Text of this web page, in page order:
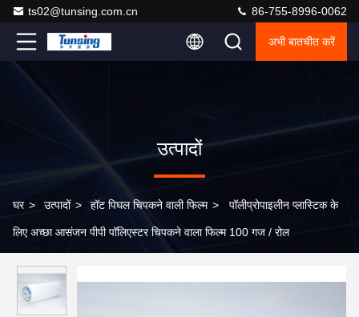
ts02@tunsing.com.cn 86-755-8996-0062
अभी बातचीत करें
उत्पादों
घर > उत्पादों > हॉट पिघल चिपकने वाली फिल्म > पॉलीप्रोपाइलीन प्लास्टिक के
लिए अच्छा आसंजन पीपी पॉलिएस्टर चिपकने वाला फिल्म 100 गज / रोल